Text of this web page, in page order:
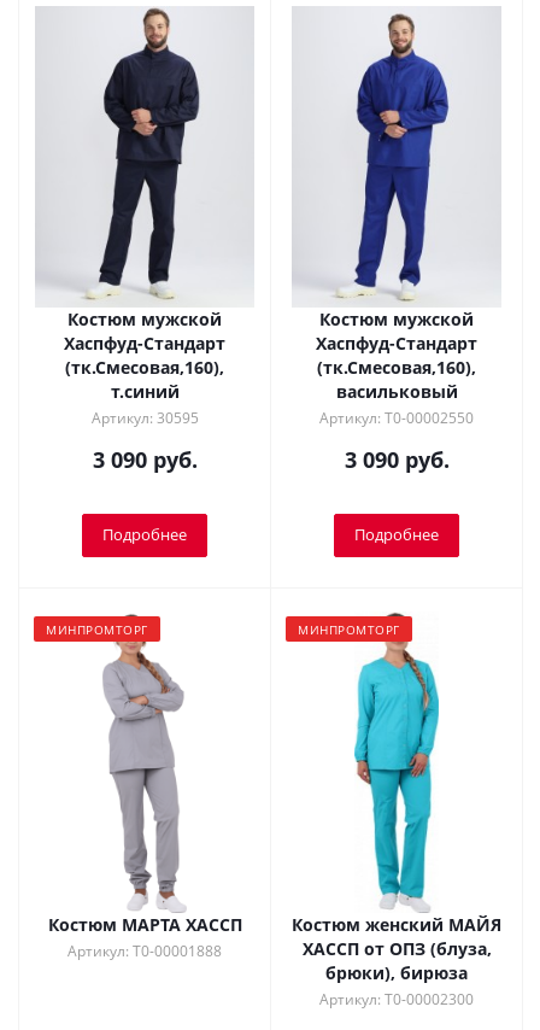
Костюм мужской
Хаспфуд-Стандарт
(тк.Смесовая,160),
т.синий
Артикул: 30595
3 090 руб.
Подробнее
Костюм мужской
Хаспфуд-Стандарт
(тк.Смесовая,160),
васильковый
Артикул: Т0-00002550
3 090 руб.
Подробнее
МИНПРОМТОРГ
Костюм МАРТА ХАССП
Артикул: Т0-00001888
МИНПРОМТОРГ
Костюм женский МАЙЯ
ХАССП от ОПЗ (блуза,
брюки), бирюза
Артикул: Т0-00002300